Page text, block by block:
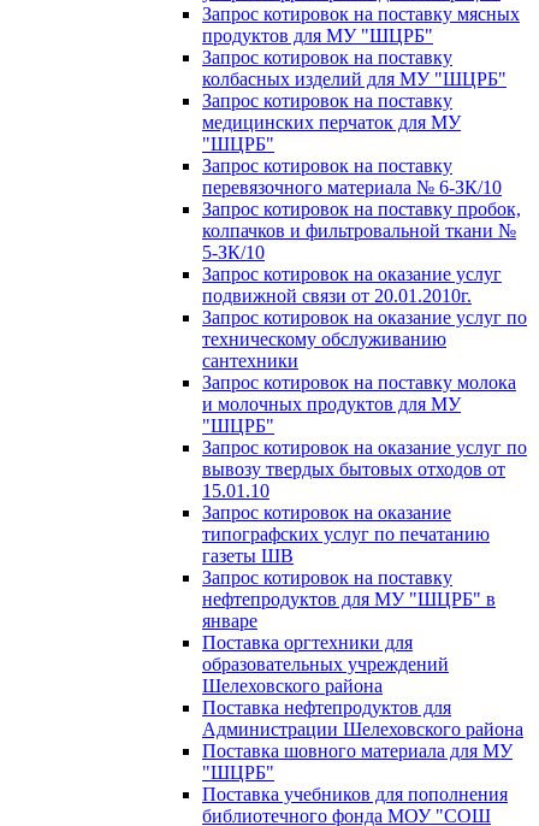
Запрос котировок на поставку мясных
продуктов для МУ "ШЦРБ"
Запрос котировок на поставку
колбасных изделий для МУ "ШЦРБ"
Запрос котировок на поставку
медицинских перчаток для МУ
"ШЦРБ"
Запрос котировок на поставку
перевязочного материала № 6-ЗК/10
Запрос котировок на поставку пробок,
колпачков и фильтровальной ткани №
5-ЗК/10
Запрос котировок на оказание услуг
подвижной связи от 20.01.2010г.
Запрос котировок на оказание услуг по
техническому обслуживанию
сантехники
Запрос котировок на поставку молока
и молочных продуктов для МУ
"ШЦРБ"
Запрос котировок на оказание услуг по
вывозу твердых бытовых отходов от
15.01.10
Запрос котировок на оказание
типографских услуг по печатанию
газеты ШВ
Запрос котировок на поставку
нефтепродуктов для МУ "ШЦРБ" в
январе
Поставка оргтехники для
образовательных учреждений
Шелеховского района
Поставка нефтепродуктов для
Администрации Шелеховского района
Поставка шовного материала для МУ
"ШЦРБ"
Поставка учебников для пополнения
библиотечного фонда МОУ "СОШ